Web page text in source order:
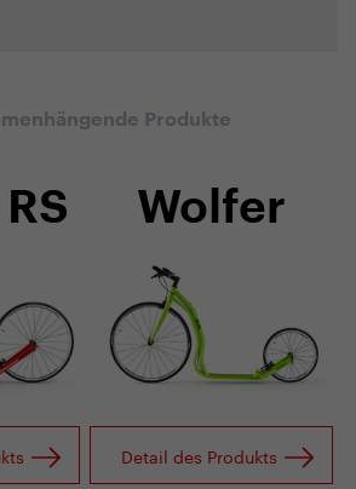
Produkte
Wolfer
Detail des Produkts